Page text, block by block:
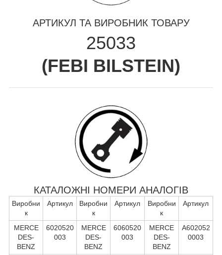
АРТИКУЛ ТА ВИРОБНИК ТОВАРУ
25033
(FEBI BILSTEIN)
КАТАЛОЖНІ НОМЕРИ АНАЛОГІВ
Виробни
к
Артикул
Виробни
к
Артикул
Виробни
к
Артикул
MERCE
DES-
BENZ
6020520
003
MERCE
DES-
BENZ
6060520
003
MERCE
DES-
BENZ
A602052
0003